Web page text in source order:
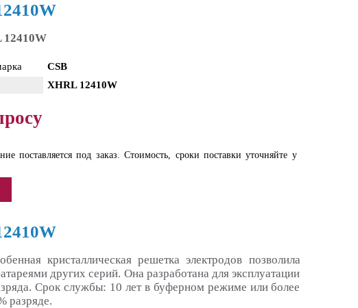
CSB
XHRL 12410W
поставляется под заказ. Стоимость, сроки поставки уточняйте у
кристаллическая решетка электродов позволила
других серий. Она разработана для эксплуатации
Срок службы: 10 лет в буферном режиме или более
разряде.